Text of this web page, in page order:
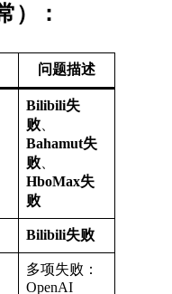
） ：
问题描述
Bilibili失
败
Bahamut失
败
HboMax失
败
Bilibili失败
多项失败：
OpenAI